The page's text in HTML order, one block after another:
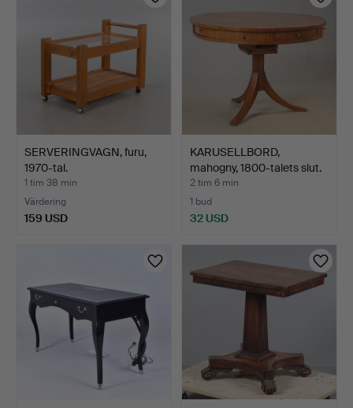
SERVERINGVAGN, furu,
1970-tal.
1 tim 38 min
Värdering
159 USD
KARUSELLBORD,
mahogny, 1800-talets slut.
2 tim 6 min
1 bud
32 USD